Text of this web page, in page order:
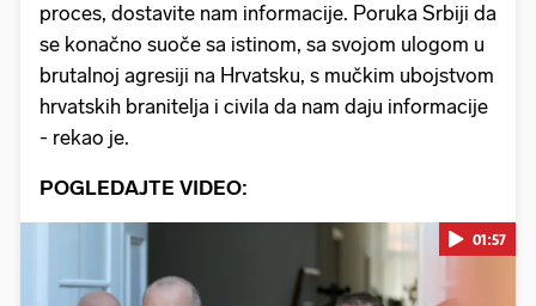
proces, dostavite nam informacije. Poruka Srbiji da
se konačno suoče sa istinom, sa svojom ulogom u
brutalnoj agresiji na Hrvatsku, s mučkim ubojstvom
hrvatskih branitelja i civila da nam daju informacije
- rekao je.
POGLEDAJTE VIDEO:
01:57